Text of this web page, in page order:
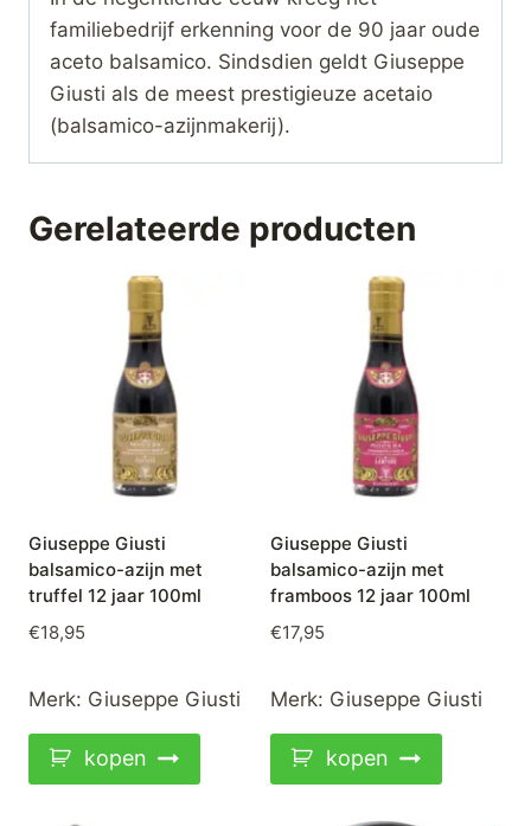
familiebedrijf erkenning voor de 90 jaar oude
aceto balsamico. Sindsdien geldt Giuseppe
Giusti als de meest prestigieuze acetaio
(balsamico-azijnmakerij).
Gerelateerde producten
Giuseppe Giusti
balsamico-azijn met
truffel 12 jaar 100ml
€18,95
Merk: Giuseppe Giusti
kopen
Giuseppe Giusti
balsamico-azijn met
framboos 12 jaar 100ml
€17,95
Merk: Giuseppe Giusti
kopen